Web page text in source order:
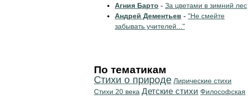
Агния Барто - За цветами в зимний лес
Андрей Дементьев - "Не смейте
забывать учителей..."
По тематикам
Стихи о природе Лирические стихи
Стихи 20 века Детские стихи Философская